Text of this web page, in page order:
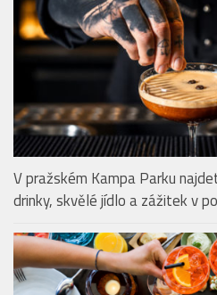
V pražském Kampa Parku
drinky, skvělé jídlo a zážitek v